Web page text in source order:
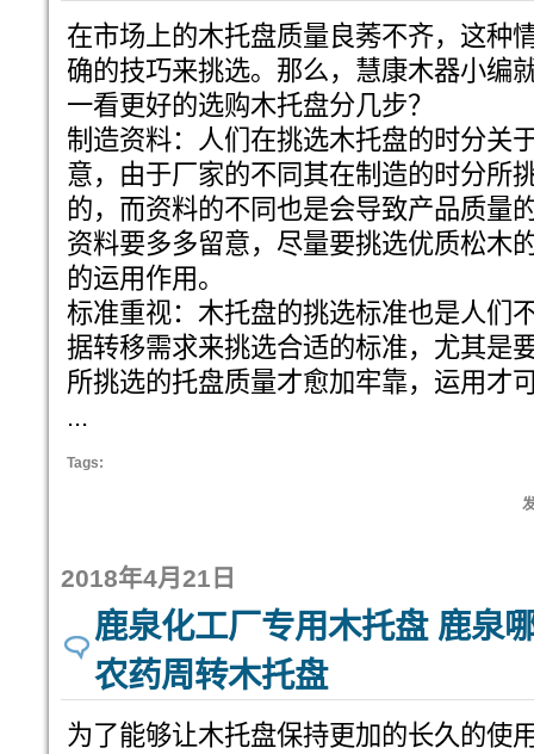
在市场上的木托盘质量良莠不齐，这种
确的技巧来挑选。那么，慧康木器小编
一看更好的选购木托盘分几步？
制造资料：人们在挑选木托盘的时分关
意，由于厂家的不同其在制造的时分所
的，而资料的不同也是会导致产品质量
资料要多多留意，尽量要挑选优质松木
的运用作用。
标准重视：木托盘的挑选标准也是人们
据转移需求来挑选合适的标准，尤其是
所挑选的托盘质量才愈加牢靠，运用才
...
Tags:
2018年4月21日
鹿泉化工厂专用木托盘 鹿泉
农药周转木托盘
为了能够让木托盘保持更加的长久的使